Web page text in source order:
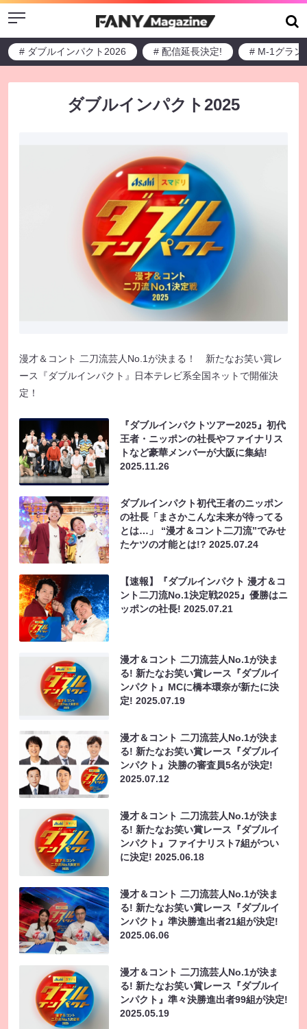
Menu
# ダブルインパクト2026 # 配信延長決定! # M-1グラン
ダブルインパクト2025
漫才＆コント 二刀流芸人No.1が決まる！ 新たなお笑い賞レ
ース『ダブルインパクト』日本テレビ系全国ネットで開催決
定！
『ダブルインパクトツアー2025』初代
王者・ニッポンの社長やファイナリス
トなど豪華メンバーが大阪に集結!
2025.11.26
ダブルインパクト初代王者のニッポン
の社長「まさかこんな未来が待ってる
とは…」 “漫才＆コント二刀流”でみせ
たケツの才能とは!? 2025.07.24
【速報】『ダブルインパクト 漫才＆コ
ント二刀流No.1決定戦2025』優勝はニ
ッポンの社長! 2025.07.21
漫才＆コント 二刀流芸人No.1が決ま
る! 新たなお笑い賞レース『ダブルイ
ンパクト』MCに橋本環奈が新たに決
定! 2025.07.19
漫才＆コント 二刀流芸人No.1が決ま
る! 新たなお笑い賞レース『ダブルイ
ンパクト』決勝の審査員5名が決定!
2025.07.12
漫才＆コント 二刀流芸人No.1が決ま
る! 新たなお笑い賞レース『ダブルイ
ンパクト』ファイナリスト7組がつい
に決定! 2025.06.18
漫才＆コント 二刀流芸人No.1が決ま
る! 新たなお笑い賞レース『ダブルイ
ンパクト』準決勝進出者21組が決定!
2025.06.06
漫才＆コント 二刀流芸人No.1が決ま
る! 新たなお笑い賞レース『ダブルイ
ンパクト』準々決勝進出者99組が決定!
2025.05.19